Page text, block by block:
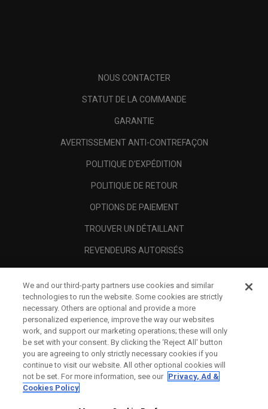
NOUS CONTACTER
STATUT DE LA COMMANDE
GARANTIE
AVERTISSEMENT ANTI-CONTREFAÇON
POLITIQUE D'EXPÉDITION
POLITIQUE DE RETOUR
OPTIONS DE PAIEMENT
TROUVER UN DÉTAILLANT
REVENDEURS AUTORISÉS
A PROPOS
MENTIONS LÉGALES
We and our third-party partners use cookies and similar
technologies to run the website. Some cookies are strictly
necessary. Others are optional and provide a more
personalized experience, improve the way our websites
work, and support our marketing operations; these will only
be set with your consent. By clicking the ‘Reject All' button
you are agreeing to only strictly necessary cookies if you
continue to visit our website. All other optional cookies will
not be set. For more information, see our Privacy, Ad &
Cookies Policy